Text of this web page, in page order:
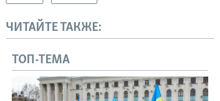
ЧИТАЙТЕ ТАКЖЕ:
ТОП-ТЕМА